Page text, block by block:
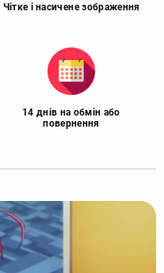
Чітке і насичене зображення
14 днів на обмін або
повернення